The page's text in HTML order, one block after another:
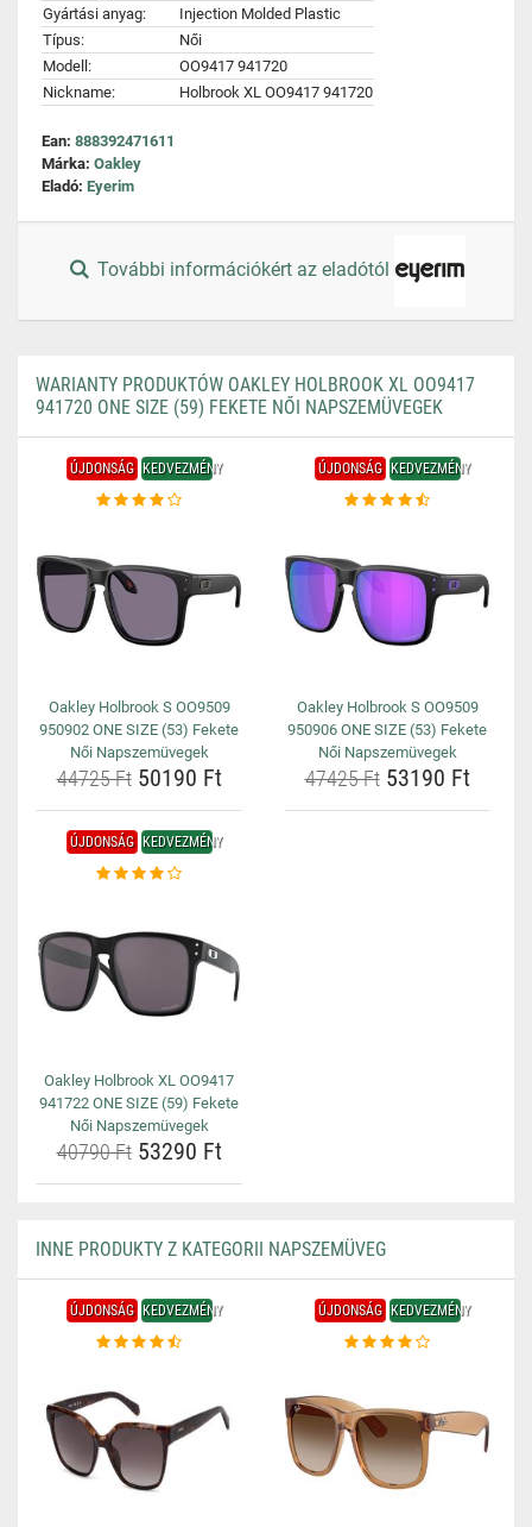
Gyártási anyag:
Injection Molded Plastic
Típus:
Női
Modell:
OO9417 941720
Nickname:
Holbrook XL OO9417 941720
Ean: 888392471611
Márka: Oakley
Eladó: Eyerim
További információkért az eladótól
WARIANTY PRODUKTÓW OAKLEY HOLBROOK XL OO9417
941720 ONE SIZE (59) FEKETE NŐI NAPSZEMÜVEGEK
ÚJDONSÁG KEDVEZMÉNY
Oakley Holbrook S OO9509
950902 ONE SIZE (53) Fekete
Női Napszemüvegek
44725 Ft50190 Ft
ÚJDONSÁG KEDVEZMÉNY
Oakley Holbrook S OO9509
950906 ONE SIZE (53) Fekete
Női Napszemüvegek
47425 Ft53190 Ft
ÚJDONSÁG KEDVEZMÉNY
Oakley Holbrook XL OO9417
941722 ONE SIZE (59) Fekete
Női Napszemüvegek
40790 Ft53290 Ft
INNE PRODUKTY Z KATEGORII NAPSZEMÜVEG
ÚJDONSÁG KEDVEZMÉNY ÚJDONSÁG KEDVEZMÉNY